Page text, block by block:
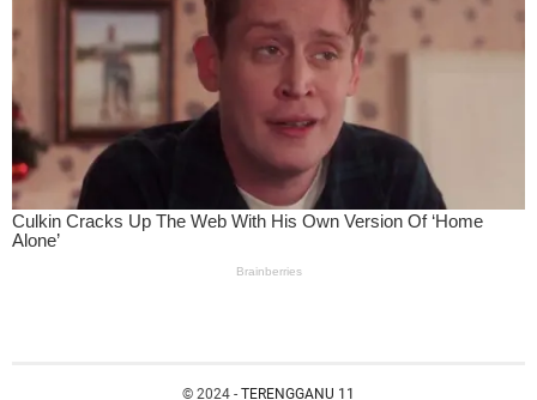
© 2024 - TERENGGANU 11